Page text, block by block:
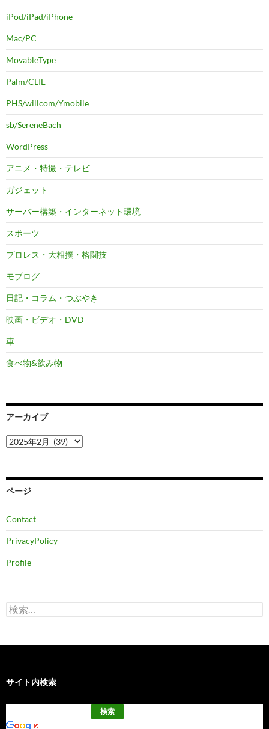
iPod/iPad/iPhone
Mac/PC
MovableType
Palm/CLIE
PHS/willcom/Ymobile
sb/SereneBach
WordPress
アニメ・特撮・テレビ
ガジェット
サーバー構築・インターネット環境
スポーツ
プロレス・大相撲・格闘技
モブログ
日記・コラム・つぶやき
映画・ビデオ・DVD
車
食べ物&飲み物
アーカイブ
ア
ー
ブ
ページ
Contact
PrivacyPolicy
Profile
検
索:
サイト内検索